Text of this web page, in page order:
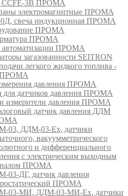
CCFE-3B ПРОМА
электромагнитные ПРОМА
свеча индукционная ПРОМА
ПРОМА
ПРОМА
ПРОМА
загазованности SEITRON
легкого жидкого топлива -
давления ПРОМА
для датчиков давления ПРОМА
измерители давления ПРОМА
датчик давления ДДМ
03, ДДМ-03-Ех, датчики
вакуумметрического
и дифференциального
с электрическим выходным
ПРОМА
03-ДГ, датчик давления
ПРОМА
03-МИ, ДДМ-03-МИ-Ех, датчики